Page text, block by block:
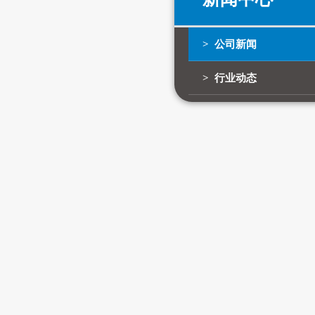
> 公司新闻
> 行业动态